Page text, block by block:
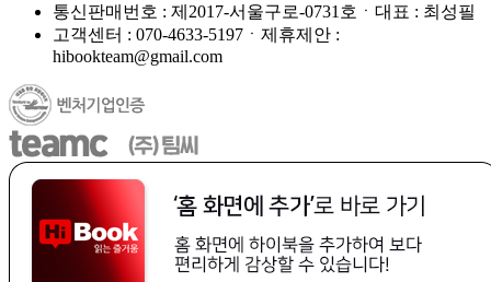
통신판매번호 : 제2017-서울구로-0731호ㆍ대표 : 최성필
고객센터 : 070-4633-5197ㆍ제휴제안 :
hibookteam@gmail.com